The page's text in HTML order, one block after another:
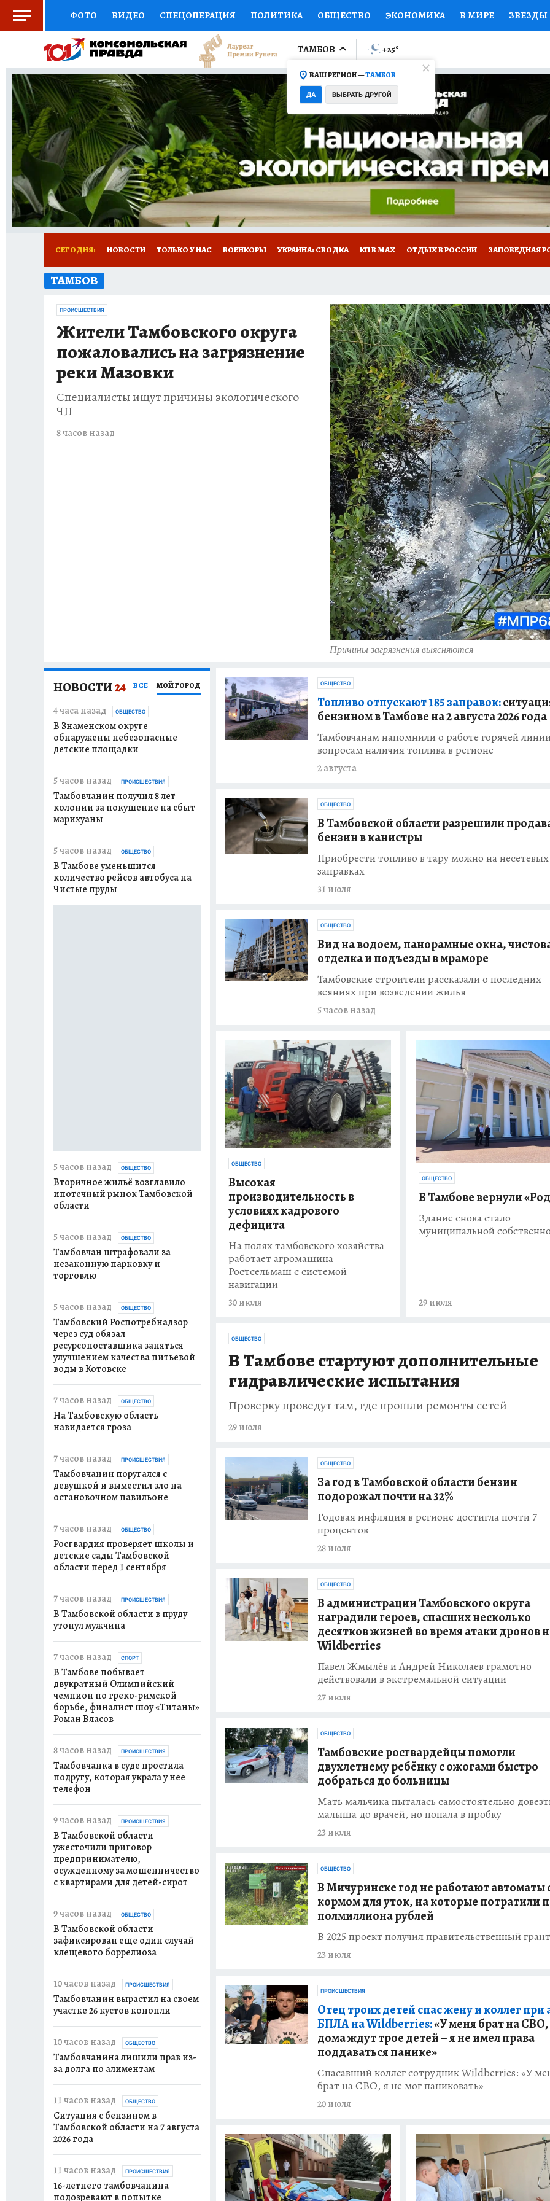
ФОТО ВИДЕО СПЕЦОПЕРАЦИЯ ПОЛИТИКА ОБЩЕСТВО ЭКОНОМИКА В МИРЕ ЗВЕЗДЫ
СОЦПОДДЕРЖКА НАУКА СПОРТ КОЛУМНИСТЫ ПРОИСШЕСТВИЯ
ВЫБОР ЭКСПЕРТОВ ДОКТОР ФИНАНСЫ ОТКРЫВАЕМ МИР Я ЗНАЮ СЕМЬЯ ЖЕНСКИЕ
КНИЖНАЯ ПОЛКА ПРОГНОЗЫ НА СПОРТ ПРОМОКОДЫ СЕРИАЛЫ СПЕЦПРОЕКТЫ
ПРЕСС-ЦЕНТР НЕДВИЖИМОСТЬ ТЕЛЕВИЗОР КОЛЛЕКЦИИ КОНКУРСЫ РАБОТА У НАС
РАДИО КП ТЕСТЫ НОВОЕ НА САЙТЕ РЕКЛАМА
ТАМБОВ
ВАШ РЕГИОН —ТАМБОВ
ДА ВЫБРАТЬ ДРУГОЙ
+25°
СЕГОДНЯ: НОВОСТИ ТОЛЬКО У НАС ВОЕНКОРЫ УКРАИНА: СВОДКА КП В МАХ ОТДЫХ В РОССИИ ЗАПОВЕДНАЯ
ТАМБОВ
Причины загрязнения выясняются
ПРОИСШЕСТВИЯ
Жители Тамбовского округа
пожаловались на загрязнение
реки Мазовки
Специалисты ищут причины экологического
ЧП
8 часов назад
ОБЩЕСТВО
Топливо отпускают 185 заправок:
бензином в Тамбове на 2 августа 2026 года
Тамбовчанам напомнили о работе горячей
вопросам наличия топлива в регионе
2 августа
ОБЩЕСТВО
В Тамбовской области разрешили
бензин в канистры
Приобрести топливо в тару можно на несетевых
заправках
31 июля
ОБЩЕСТВО
Вид на водоем, панорамные окна,
отделка и подъезды в мраморе
Тамбовские строители рассказали о последних
веяниях при возведении жилья
5 часов назад
ОБЩЕСТВО
Высокая
производительность в
условиях кадрового
дефицита
На полях тамбовского хозяйства
работает агромашина
Ростсельмаш с системой
навигации
30 июля
ОБЩЕСТВО
В Тамбове вернули
Здание снова стало
муниципальной
29 июля
ОБЩЕСТВО
В Тамбове стартуют дополнительные
гидравлические испытания
Проверку проведут там, где прошли ремонты сетей
29 июля
ОБЩЕСТВО
За год в Тамбовской области бензин
подорожал почти на 32%
Годовая инфляция в регионе достигла почти 7
процентов
28 июля
ОБЩЕСТВО
В администрации Тамбовского округа
наградили героев, спасших несколько
десятков жизней во время атаки дронов
Wildberries
Павел Жмылёв и Андрей Николаев грамотно
действовали в экстремальной ситуации
27 июля
ОБЩЕСТВО
Тамбовские росгвардейцы помогли
двухлетнему ребёнку с ожогами быстро
добраться до больницы
Мать мальчика пыталась самостоятельно
малыша до врачей, но попала в пробку
23 июля
ОБЩЕСТВО
В Мичуринске год не работают автоматы
кормом для уток, на которые потратили
полмиллиона рублей
В 2025 проект получил правительственный грант
23 июля
ПРОИСШЕСТВИЯ
Отец троих детей спас жену и коллег при
БПЛА на Wildberries:«У меня брат на
дома ждут трое детей – я не имел права
поддаваться панике»
Спасавший коллег сотрудник Wildberries: «У
брат на СВО, я не мог паниковать»
20 июля
НОВОСТИ24 ВСЕ МОЙ ГОРОД
4 часа назад ОБЩЕСТВО
В Знаменском округе
обнаружены небезопасные
детские площадки
5 часов назад ПРОИСШЕСТВИЯ
Тамбовчанин получил 8 лет
колонии за покушение на сбыт
марихуаны
5 часов назад ОБЩЕСТВО
В Тамбове уменьшится
количество рейсов автобуса на
Чистые пруды
5 часов назад ОБЩЕСТВО
Вторичное жильё возглавило
ипотечный рынок Тамбовской
области
5 часов назад ОБЩЕСТВО
Тамбовчан штрафовали за
незаконную парковку и
торговлю
5 часов назад ОБЩЕСТВО
Тамбовский Роспотребнадзор
через суд обязал
ресурсопоставщика заняться
улучшением качества питьевой
воды в Котовске
7 часов назад ОБЩЕСТВО
На Тамбовскую область
навидается гроза
7 часов назад ПРОИСШЕСТВИЯ
Тамбовчанин поругался с
девушкой и выместил зло на
остановочном павильоне
7 часов назад ОБЩЕСТВО
Росгвардия проверяет школы и
детские сады Тамбовской
области перед 1 сентября
7 часов назад ПРОИСШЕСТВИЯ
В Тамбовской области в пруду
утонул мужчина
7 часов назад СПОРТ
В Тамбове побывает
двукратный Олимпийский
чемпион по греко-римской
борьбе, финалист шоу «Титаны»
Роман Власов
8 часов назад ПРОИСШЕСТВИЯ
Тамбовчанка в суде простила
подругу, которая украла у нее
телефон
9 часов назад ПРОИСШЕСТВИЯ
В Тамбовской области
ужесточили приговор
предпринимателю,
осужденному за мошенничество
с квартирами для детей-сирот
9 часов назад ОБЩЕСТВО
В Тамбовской области
зафиксирован еще один случай
клещевого боррелиоза
10 часов назад ПРОИСШЕСТВИЯ
Тамбовчанин вырастил на своем
участке 26 кустов конопли
10 часов назад ОБЩЕСТВО
Тамбовчанина лишили прав из-
за долга по алиментам
11 часов назад ОБЩЕСТВО
Ситуация с бензином в
Тамбовской области на 7 августа
2026 года
11 часов назад ПРОИСШЕСТВИЯ
16-летнего тамбовчанина
подозревают в попытке
13 часов назад ОБЩЕСТВО
В селе Уваровского округа
отключат свет
обесточат два населенных
пункта
ОБЩЕСТВО
В Котовске на неделю
ограничили движение из-за
ОБЩЕСТВО
В Тамбовском округе отключат
воду на сутки
ПРОИСШЕСТВИЯ
похитил товары на 188 тысяч
ПРОИСШЕСТВИЯ
Тамбовчанина будут судить за
повторную поездку за рулем в
состоянии опьянения